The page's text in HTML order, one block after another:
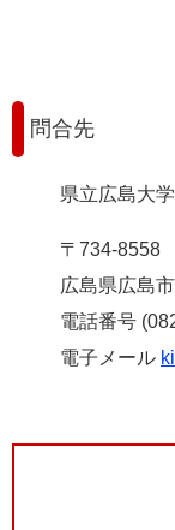
問合先
県立広島大
〒734-8558
広島県広島
電話番号
電子メール